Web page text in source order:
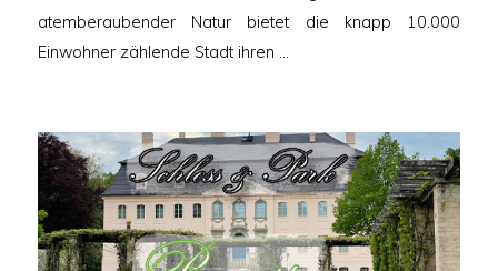
atemberaubender Natur bietet die knapp 10.000
Einwohner zählende Stadt ihren …